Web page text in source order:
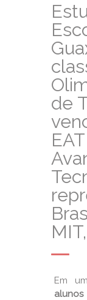
de
Em
alunos